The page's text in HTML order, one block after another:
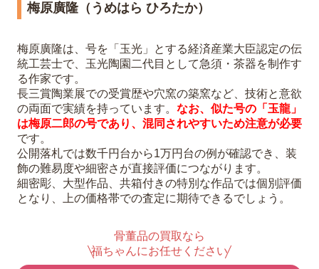
梅原廣隆（うめはら ひろたか）
梅原廣隆は、号を「玉光」とする経済産業大臣認定の伝
統工芸士で、玉光陶園二代目として急須・茶器を制作す
る作家です。
長三賞陶業展での受賞歴や穴窯の築窯など、技術と意欲
の両面で実績を持っています。 なお、似た号の「玉龍」
は梅原二郎の号であり、混同されやすいため注意が必要
です。
公開落札では数千円台から1万円台の例が確認でき、装
飾の難易度や細密さが直接評価につながります。
細密彫、大型作品、共箱付きの特別な作品では個別評価
となり、上の価格帯での査定に期待できるでしょう。
骨董品の買取なら
福ちゃんにお任せください